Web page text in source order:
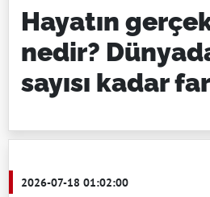
Hayatın
nedir?
sayısı kadar
2026-07-18 01:02:00